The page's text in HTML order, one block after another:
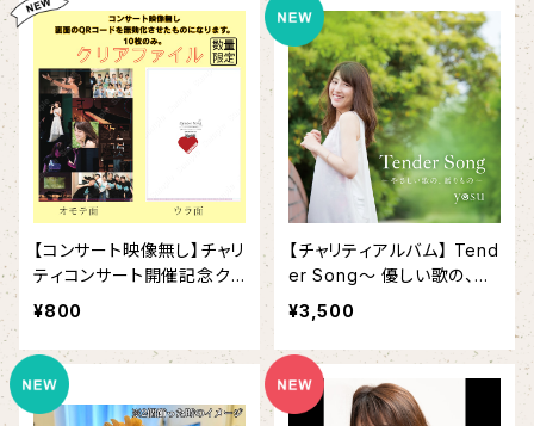
【コンサート映像無し】チャリ
ティコンサート開催記念クリ
アファイル
¥800
【チャリティアルバム】 Tend
er Song〜 優しい歌の、贈
りもの 〜
¥3,500